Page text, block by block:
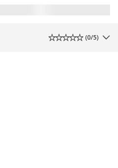
(0/5)